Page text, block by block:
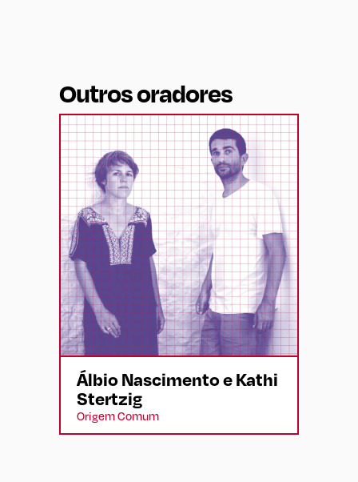
Outros oradores
Álbio Nascimento e Kathi
Stertzig
Origem Comum